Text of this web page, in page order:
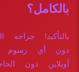
بالكامل؟
بالتأكيد! جراحه
دون أي رسوم
أونلاين دون